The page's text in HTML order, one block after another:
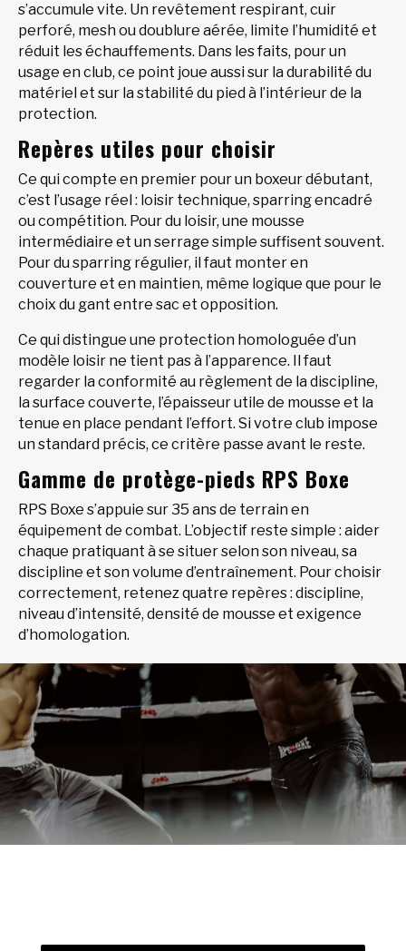
s’accumule vite. Un revêtement respirant, cuir
perforé, mesh ou doublure aérée, limite l’humidité et
réduit les échauffements. Dans les faits, pour un
usage en club, ce point joue aussi sur la durabilité du
matériel et sur la stabilité du pied à l’intérieur de la
protection.
Repères utiles pour choisir
Ce qui compte en premier pour un boxeur débutant,
c’est l’usage réel : loisir technique, sparring encadré
ou compétition. Pour du loisir, une mousse
intermédiaire et un serrage simple suffisent souvent.
Pour du sparring régulier, il faut monter en
couverture et en maintien, même logique que pour le
choix du gant entre sac et opposition.
Ce qui distingue une protection homologuée d’un
modèle loisir ne tient pas à l’apparence. Il faut
regarder la conformité au règlement de la discipline,
la surface couverte, l’épaisseur utile de mousse et la
tenue en place pendant l’effort. Si votre club impose
un standard précis, ce critère passe avant le reste.
Gamme de protège-pieds RPS Boxe
RPS Boxe s’appuie sur 35 ans de terrain en
équipement de combat. L’objectif reste simple : aider
chaque pratiquant à se situer selon son niveau, sa
discipline et son volume d’entraînement. Pour choisir
correctement, retenez quatre repères : discipline,
niveau d’intensité, densité de mousse et exigence
d’homologation.